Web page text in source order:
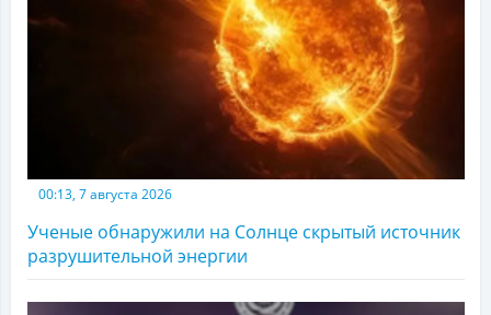
00:13, 7 августа 2026
Ученые обнаружили на Солнце скрытый источник
разрушительной энергии